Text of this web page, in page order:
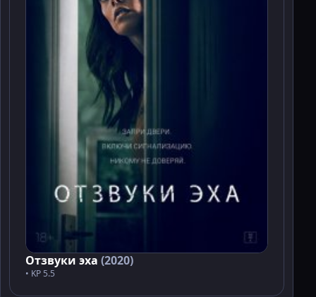
Отзвуки эха (2020)
• KP 5.5